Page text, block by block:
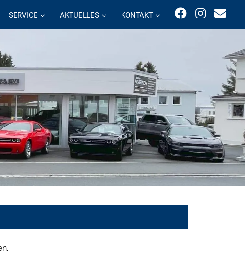
SERVICE AKTUELLES KONTAKT